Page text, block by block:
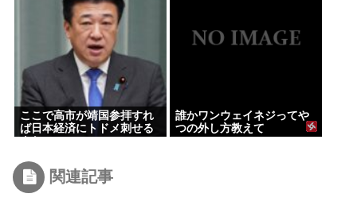
ここで高市が靖国参拝すれ
ば日本経済にトドメ刺せる
誰かワンウェイネジってや
つの外し方教えて
関連記事